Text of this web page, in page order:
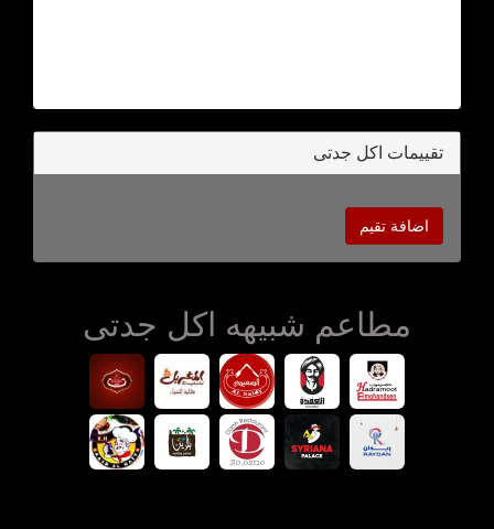
تقييمات اكل جدتى
اضافة تقيم
مطاعم شبيهه اكل جدتى